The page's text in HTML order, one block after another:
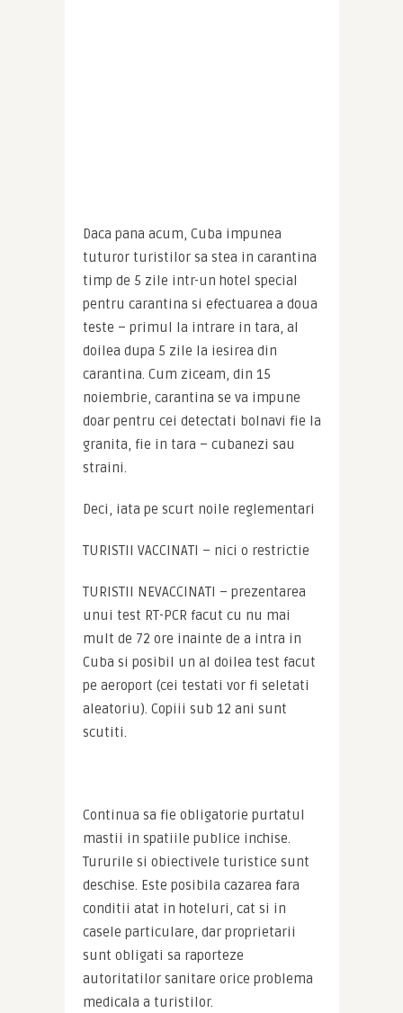
Daca pana acum, Cuba impunea
tuturor turistilor sa stea in carantina
timp de 5 zile intr-un hotel special
pentru carantina si efectuarea a doua
teste – primul la intrare in tara, al
doilea dupa 5 zile la iesirea din
carantina. Cum ziceam, din 15
noiembrie, carantina se va impune
doar pentru cei detectati bolnavi fie la
granita, fie in tara – cubanezi sau
straini.
Deci, iata pe scurt noile reglementari
TURISTII VACCINATI – nici o restrictie
TURISTII NEVACCINATI – prezentarea
unui test RT-PCR facut cu nu mai
mult de 72 ore inainte de a intra in
Cuba si posibil un al doilea test facut
pe aeroport (cei testati vor fi seletati
aleatoriu). Copiii sub 12 ani sunt
scutiti.
Continua sa fie obligatorie purtatul
mastii in spatiile publice inchise.
Tururile si obiectivele turistice sunt
deschise. Este posibila cazarea fara
conditii atat in hoteluri, cat si in
casele particulare, dar proprietarii
sunt obligati sa raporteze
autoritatilor sanitare orice problema
medicala a turistilor.